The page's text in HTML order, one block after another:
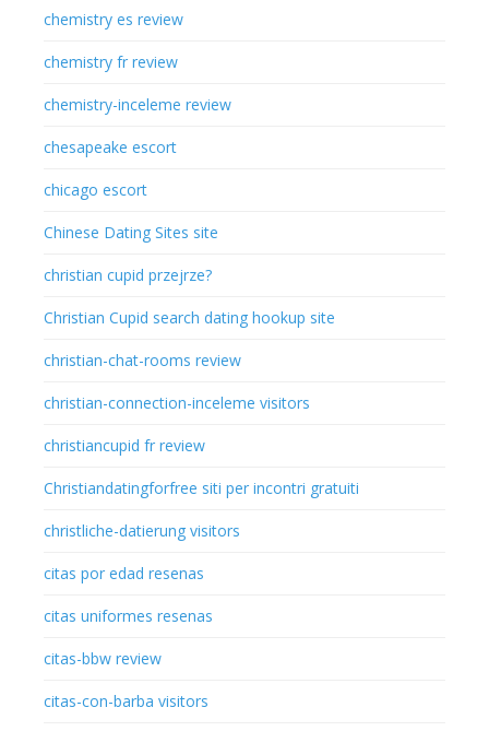
chemistry es review
chemistry fr review
chemistry-inceleme review
chesapeake escort
chicago escort
Chinese Dating Sites site
christian cupid przejrze?
Christian Cupid search dating hookup site
christian-chat-rooms review
christian-connection-inceleme visitors
christiancupid fr review
Christiandatingforfree siti per incontri gratuiti
christliche-datierung visitors
citas por edad resenas
citas uniformes resenas
citas-bbw review
citas-con-barba visitors